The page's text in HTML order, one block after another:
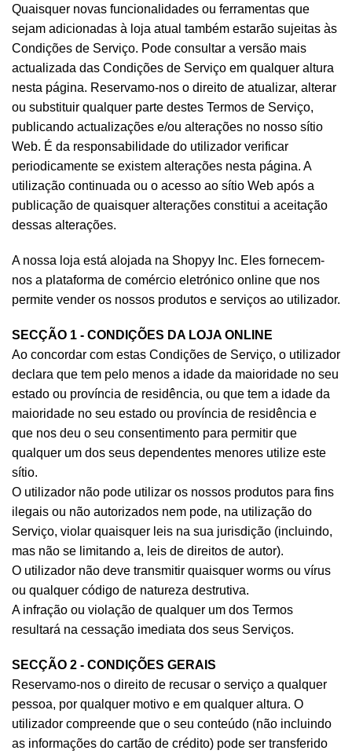
Quaisquer novas funcionalidades ou ferramentas que
sejam adicionadas à loja atual também estarão sujeitas às
Condições de Serviço. Pode consultar a versão mais
actualizada das Condições de Serviço em qualquer altura
nesta página. Reservamo-nos o direito de atualizar, alterar
ou substituir qualquer parte destes Termos de Serviço,
publicando actualizações e/ou alterações no nosso sítio
Web. É da responsabilidade do utilizador verificar
periodicamente se existem alterações nesta página. A
utilização continuada ou o acesso ao sítio Web após a
publicação de quaisquer alterações constitui a aceitação
dessas alterações.
A nossa loja está alojada na Shopyy Inc. Eles fornecem-
nos a plataforma de comércio eletrónico online que nos
permite vender os nossos produtos e serviços ao utilizador.
SECÇÃO 1 - CONDIÇÕES DA LOJA ONLINE
Ao concordar com estas Condições de Serviço, o utilizador
declara que tem pelo menos a idade da maioridade no seu
estado ou província de residência, ou que tem a idade da
maioridade no seu estado ou província de residência e
que nos deu o seu consentimento para permitir que
qualquer um dos seus dependentes menores utilize este
sítio.
O utilizador não pode utilizar os nossos produtos para fins
ilegais ou não autorizados nem pode, na utilização do
Serviço, violar quaisquer leis na sua jurisdição (incluindo,
mas não se limitando a, leis de direitos de autor).
O utilizador não deve transmitir quaisquer worms ou vírus
ou qualquer código de natureza destrutiva.
A infração ou violação de qualquer um dos Termos
resultará na cessação imediata dos seus Serviços.
SECÇÃO 2 - CONDIÇÕES GERAIS
Reservamo-nos o direito de recusar o serviço a qualquer
pessoa, por qualquer motivo e em qualquer altura. O
utilizador compreende que o seu conteúdo (não incluindo
as informações do cartão de crédito) pode ser transferido